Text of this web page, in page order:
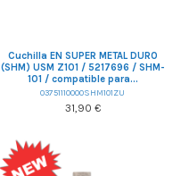
Cuchilla EN SUPER METAL DURO
(SHM) USM Z101 / 5217696 / SHM-
101 / compatible para...
03751110000SHM101ZU
31,90 €